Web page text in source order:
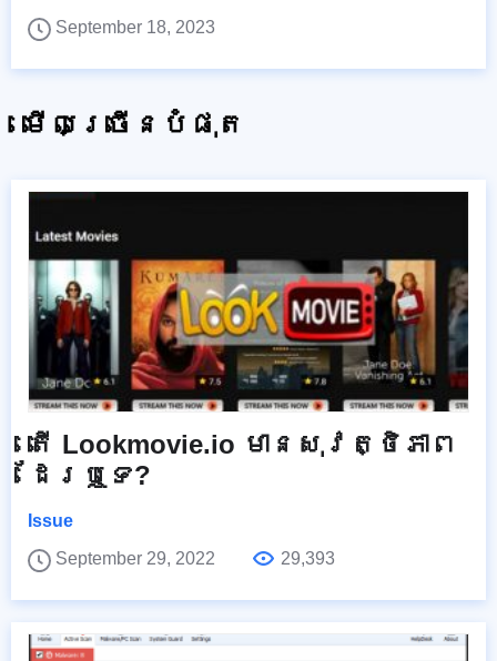
September 18, 2023
មើលច្រើនបំផុត
តើ Lookmovie.io មានសុវត្ថិភាព
ដែរឬទេ?
Issue
September 29, 2022
29,393